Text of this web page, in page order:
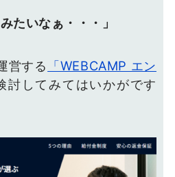
たいなぁ・・・」
営する 「WEBCAMP エン
討してみてはいかがです